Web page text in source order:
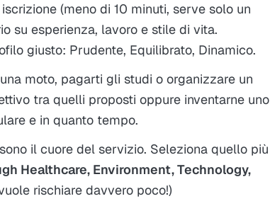
(meno di 10 minuti, serve solo un
su esperienza, lavoro e stile di vita.
giusto: Prudente, Equilibrato, Dinamico.
moto, pagarti gli studi o organizzare un
tra quelli proposti oppure inventarne uno
e in quanto tempo.
il cuore del servizio. Seleziona quello più
Healthcare, Environment, Technology,
rischiare davvero poco!)